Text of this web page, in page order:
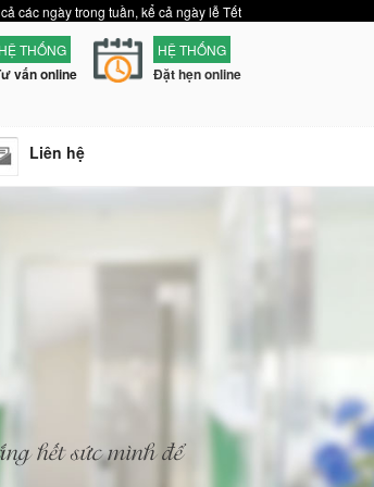
các ngày trong tuần, kể cả ngày lễ Tết
HỆ THỐNG
vấn online
HỆ THỐNG
Đặt hẹn online
Liên hệ
hết sức mình để